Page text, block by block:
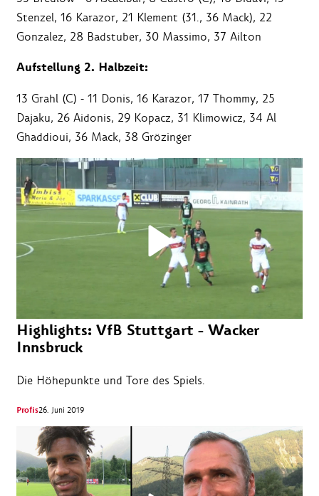
Stenzel, 16 Karazor, 21 Klement (31., 36 Mack), 22
Gonzalez, 28 Badstuber, 30 Massimo, 37 Ailton
Aufstellung 2. Halbzeit:
13 Grahl (C) - 11 Donis, 16 Karazor, 17 Thommy, 25
Dajaku, 26 Aidonis, 29 Kopacz, 31 Klimowicz, 34 Al
Ghaddioui, 36 Mack, 38 Grözinger
Highlights: VfB Stuttgart - Wacker
Innsbruck
Die Höhepunkte und Tore des Spiels.
Profis26. Juni 2019